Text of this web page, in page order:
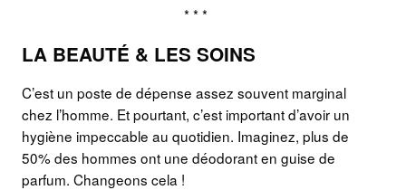
* * *
LA BEAUTÉ & LES SOINS
C’est un poste de dépense assez souvent marginal
chez l’homme. Et pourtant, c’est important d’avoir un
hygiène impeccable au quotidien. Imaginez, plus de
50% des hommes ont une déodorant en guise de
parfum. Changeons cela !